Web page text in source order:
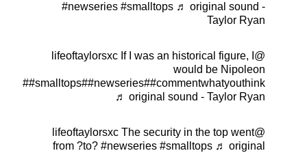
#newseries #smalltops ♬ original sound -
Taylor Ryan
@lifeoftaylorsxc
If I was an historical figure, I
would be Nipoleon
##smalltops##newseries##commentwhatyouthink
♬ original sound - Taylor Ryan
@lifeoftaylorsxc
The security in the top went
from ?to? #newseries #smalltops ♬ original